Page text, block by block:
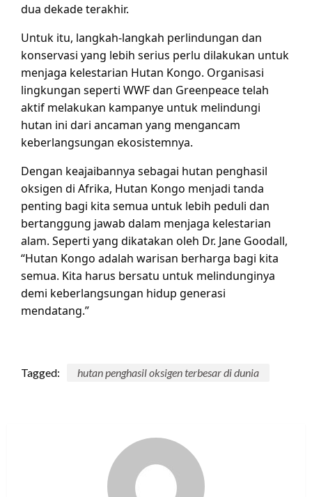
dua dekade terakhir.
Untuk itu, langkah-langkah perlindungan dan
konservasi yang lebih serius perlu dilakukan untuk
menjaga kelestarian Hutan Kongo. Organisasi
lingkungan seperti WWF dan Greenpeace telah
aktif melakukan kampanye untuk melindungi
hutan ini dari ancaman yang mengancam
keberlangsungan ekosistemnya.
Dengan keajaibannya sebagai hutan penghasil
oksigen di Afrika, Hutan Kongo menjadi tanda
penting bagi kita semua untuk lebih peduli dan
bertanggung jawab dalam menjaga kelestarian
alam. Seperti yang dikatakan oleh Dr. Jane Goodall,
“Hutan Kongo adalah warisan berharga bagi kita
semua. Kita harus bersatu untuk melindunginya
demi keberlangsungan hidup generasi
mendatang.”
Tagged: hutan penghasil oksigen terbesar di dunia